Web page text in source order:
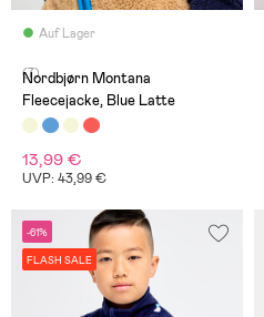
Auf Lager
(7)
Nordbjørn Montana
Fleecejacke, Blue Latte
13,99 €
UVP: 43,99 €
-61%
FLASH SALE